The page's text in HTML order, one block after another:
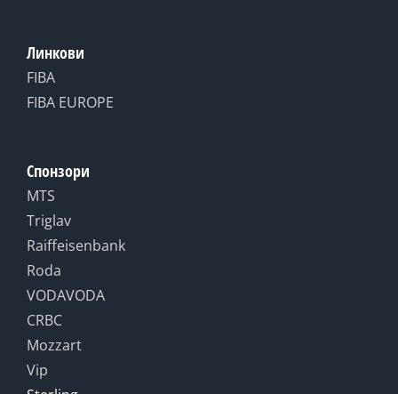
Линкови
FIBA
FIBA EUROPE
Спонзори
MTS
Triglav
Raiffeisenbank
Roda
VODAVODA
CRBC
Mozzart
Vip